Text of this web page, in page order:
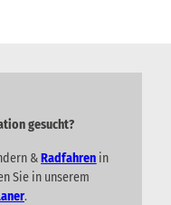
gesucht?
&Radfahren in
Sie in unserem
.